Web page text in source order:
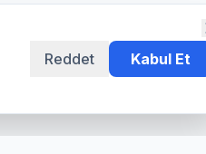
Reddet Kabul Et